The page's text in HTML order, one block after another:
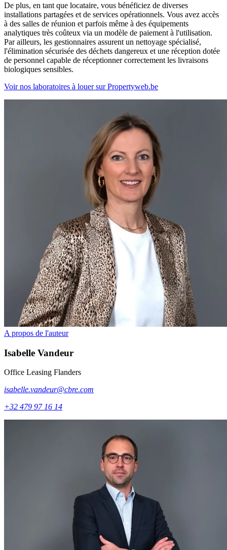
De plus, en tant que locataire, vous bénéficiez de diverses
installations partagées et de services opérationnels. Vous avez accès
à des salles de réunion et parfois même à des équipements
analytiques très coûteux via un modèle de paiement à l'utilisation.
Par ailleurs, les gestionnaires assurent un nettoyage spécialisé,
l'élimination sécurisée des déchets dangereux et une réception dotée
de personnel capable de réceptionner correctement les livraisons
biologiques sensibles.
Voir nos laboratoires à louer sur Propertyweb.be
A propos de l'auteur
Isabelle Vandeur
Office Leasing Flanders
isabelle.vandeur@cbre.com
+32 479 97 16 14